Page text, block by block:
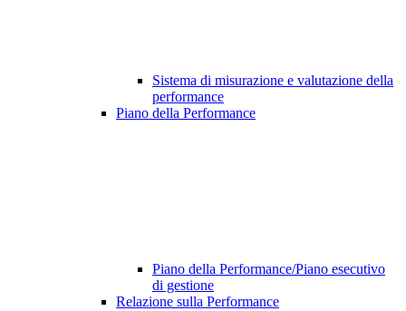
Sistema di misurazione e valutazione della
performance
Piano della Performance
Piano della Performance/Piano esecutivo
di gestione
Relazione sulla Performance